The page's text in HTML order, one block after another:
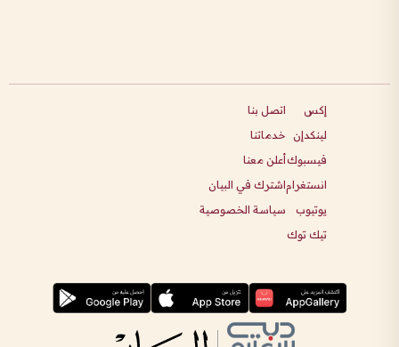
إكس
لينكدإن
فيسبوك
انستغرام
يوتيوب
تيك توك
اتصل بنا
خدماتنا
أعلن معنا
اشترك في البيان
سياسة الخصوصية